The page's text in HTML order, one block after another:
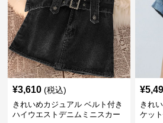
¥3,610 (税込)
きれいめカジュアル ベルト付き
ハイウエストデニムミニスカー
¥
きれ
ケッ